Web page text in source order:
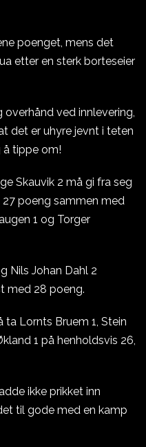
poenget, mens det
etter en sterk borteseier
ved innlevering,
det er uhyre jevnt i teten
å tippe om!
Skauvik 2 må gi fra seg
poeng sammen med
1 og Torger
Nils Johan Dahl 2
med 28 poeng.
ta Lornts Bruem 1, Stein
1 på henholdsvis 26,
ikke prikket inn
til gode med en kamp